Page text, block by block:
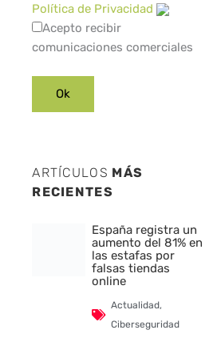
Política de Privacidad
Acepto recibir
comunicaciones comerciales
ARTÍCULOS MÁS
RECIENTES
España registra un
aumento del 81% en
las estafas por
falsas tiendas
online
Actualidad,
Ciberseguridad